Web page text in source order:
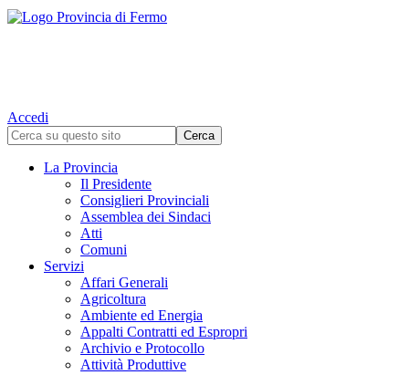
Accedi
La Provincia
Il Presidente
Consiglieri Provinciali
Assemblea dei Sindaci
Atti
Comuni
Servizi
Affari Generali
Agricoltura
Ambiente ed Energia
Appalti Contratti ed Espropri
Archivio e Protocollo
Attività Produttive